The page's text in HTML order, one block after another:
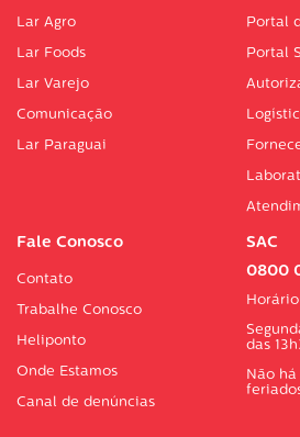
Lar Agro
Lar Foods
Lar Varejo
Comunicação
Lar Paraguai
Portal
Portal
Fale Conosco
Contato
Trabalhe Conosco
Heliponto
Onde Estamos
Canal de denúncias
SAC
0800
das
Não